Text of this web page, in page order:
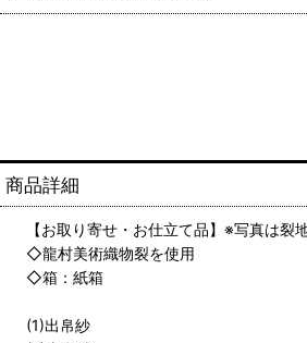
商品詳細
【お取り寄せ・お仕立て品】※写真は裂
◇龍村美術織物裂を使用
◇箱：紙箱
(1)出帛紗